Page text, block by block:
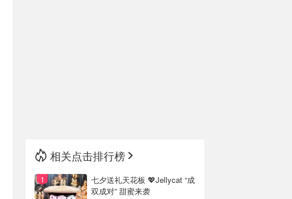
相关点击排行榜
七夕送礼天花板 💖Jellycat “成
双成对” 甜蜜来袭